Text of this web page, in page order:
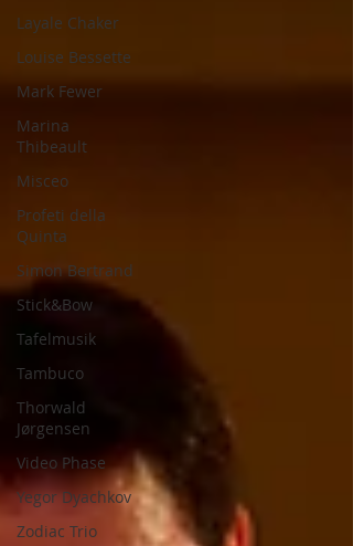
Layale Chaker
Louise Bessette
Mark Fewer
Marina
Thibeault
Misceo
Profeti della
Quinta
Simon Bertrand
Stick&Bow
Tafelmusik
Tambuco
Thorwald
Jørgensen
Video Phase
Yegor Dyachkov
Zodiac Trio